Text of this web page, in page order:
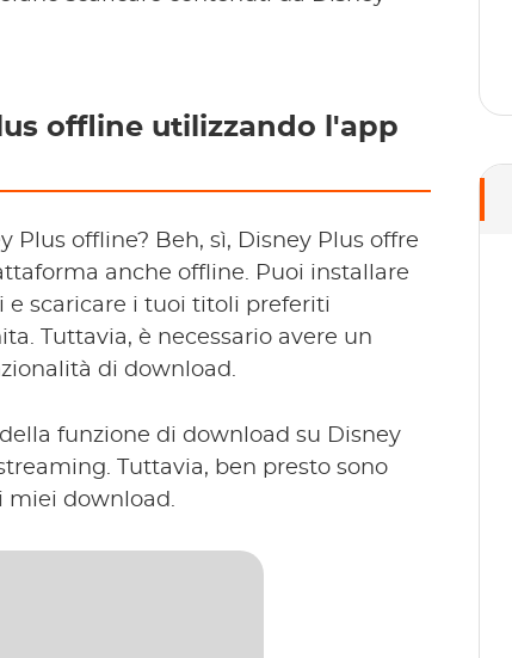
offline utilizzando l'app
Plus offline? Beh, sì, Disney Plus offre
anche offline. Puoi installare
e scaricare i tuoi titoli preferiti
Tuttavia, è necessario avere un
di download.
funzione di download su Disney
Tuttavia, ben presto sono
miei download.